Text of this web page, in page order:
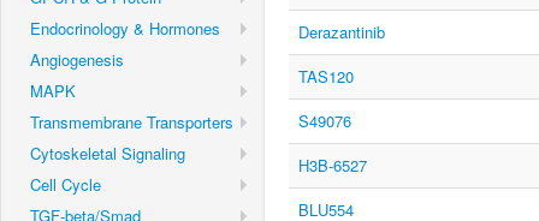
Endocrinology & Hormones
Angiogenesis
MAPK
Transmembrane Transporters
Cytoskeletal Signaling
Cell Cycle
TGF-beta/Smad
Derazantinib
TAS120
S49076
H3B-6527
BLU554